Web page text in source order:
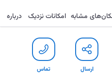
ارسال تماس مشابه امکانات نزدیک درباره
ارسال تماس